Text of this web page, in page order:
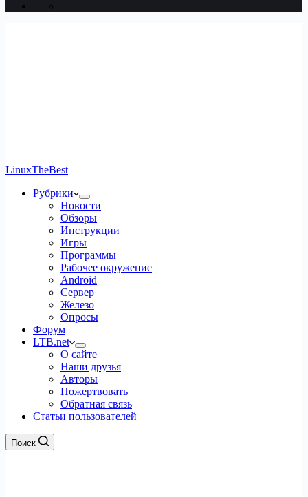
LinuxTheBest
Рубрики
Новости
Обзоры
Инструкции
Игры
Программы
Рабочее окружение
Android
Сервер
Железо
Опросы
Форум
LTB.net
О сайте
Наши друзья
Авторы
Пожертвовать
Обратная связь
Статьи пользователей
Поиск